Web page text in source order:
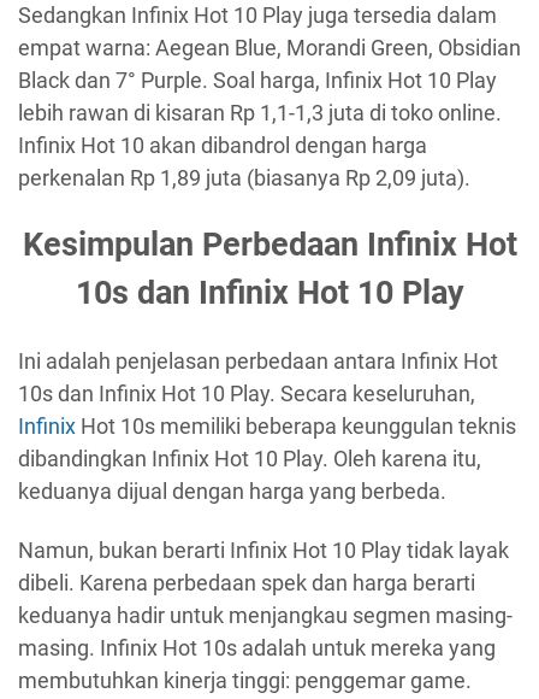
Sedangkan Infinix Hot 10 Play juga tersedia dalam
empat warna: Aegean Blue, Morandi Green, Obsidian
Black dan 7° Purple. Soal harga, Infinix Hot 10 Play
lebih rawan di kisaran Rp 1,1-1,3 juta di toko online.
Infinix Hot 10 akan dibandrol dengan harga
perkenalan Rp 1,89 juta (biasanya Rp 2,09 juta).
Kesimpulan Perbedaan Infinix Hot
10s dan Infinix Hot 10 Play
Ini adalah penjelasan perbedaan antara Infinix Hot
10s dan Infinix Hot 10 Play. Secara keseluruhan,
Infinix Hot 10s memiliki beberapa keunggulan teknis
dibandingkan Infinix Hot 10 Play. Oleh karena itu,
keduanya dijual dengan harga yang berbeda.
Namun, bukan berarti Infinix Hot 10 Play tidak layak
dibeli. Karena perbedaan spek dan harga berarti
keduanya hadir untuk menjangkau segmen masing-
masing. Infinix Hot 10s adalah untuk mereka yang
membutuhkan kinerja tinggi: penggemar game.